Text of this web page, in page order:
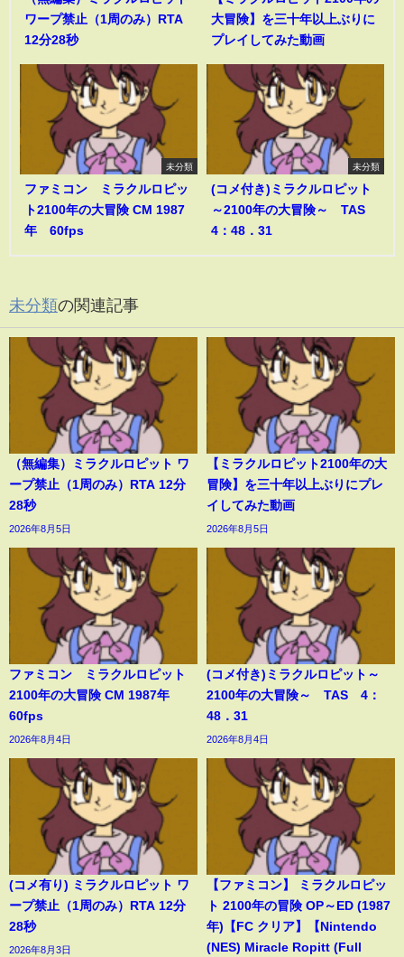
ワープ禁止（1周のみ）RTA
12分28秒
大冒険】を三十年以上ぶりに
プレイしてみた動画
未分類
ファミコン ミラクルロピッ
ト2100年の大冒険 CM 1987
年 60fps
未分類
(コメ付き)ミラクルロピット
～2100年の大冒険～ TAS
4：48．31
未分類の関連記事
（無編集）ミラクルロピット ワ
ープ禁止（1周のみ）RTA 12分
28秒
2026年8月5日
【ミラクルロピット2100年の大
冒険】を三十年以上ぶりにプレ
イしてみた動画
2026年8月5日
ファミコン ミラクルロピット
2100年の大冒険 CM 1987年
60fps
2026年8月4日
(コメ付き)ミラクルロピット～
2100年の大冒険～ TAS 4：
48．31
2026年8月4日
(コメ有り) ミラクルロピット ワ
ープ禁止（1周のみ）RTA 12分
28秒
2026年8月3日
【ファミコン】 ミラクルロピッ
ト 2100年の冒険 OP～ED (1987
年)【FC クリア】【Nintendo
(NES) Miracle Ropitt (Full